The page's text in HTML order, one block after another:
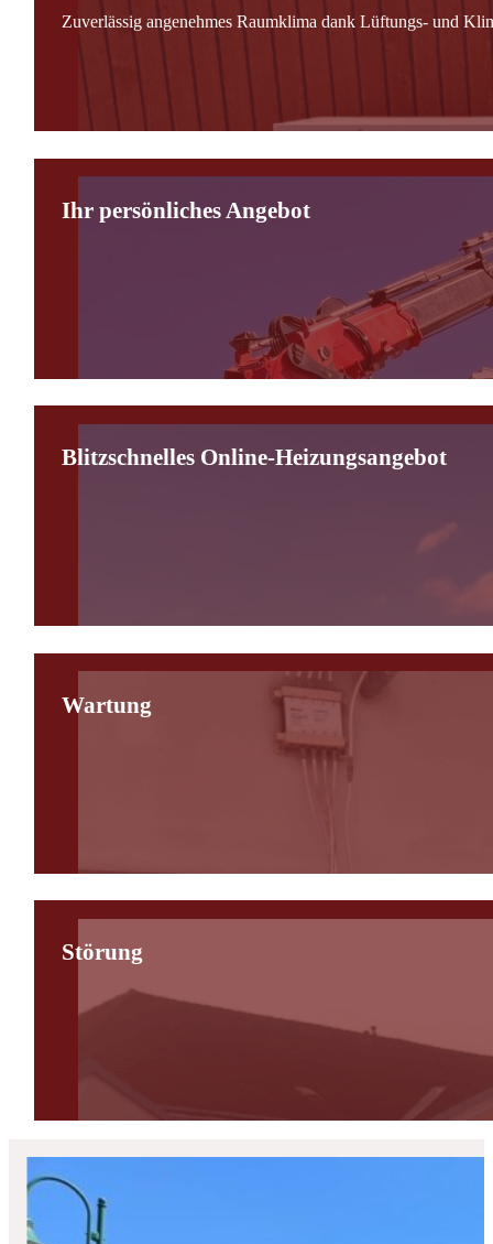
Zuverlässig angenehmes Raumklima dank Lüftungs- und
Ihr persönliches Angebot
Blitzschnelles Online-Heizungsangebot
Wartung
Störung